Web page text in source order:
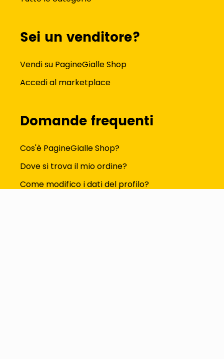
Sei un venditore?
Vendi su PagineGialle Shop
Accedi al marketplace
Domande frequenti
Cos'è PagineGialle Shop?
Dove si trova il mio ordine?
Come modifico i dati del profilo?